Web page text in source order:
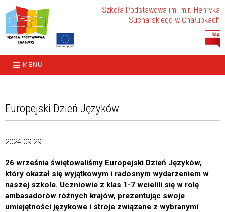
Szkoła Podstawowa im. mjr. Henryka
Sucharskiego w Chałupkach
MENU
Europejski Dzień Języków
2024-09-29
26 września świętowaliśmy Europejski Dzień Języków,
który okazał się wyjątkowym i radosnym wydarzeniem w
naszej szkole. Uczniowie z klas 1-7 wcielili się w rolę
ambasadorów różnych krajów, prezentując swoje
umiejętności językowe i stroje związane z wybranymi